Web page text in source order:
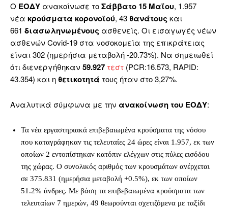
Ο ΕΟΔΥ ανακοίνωσε τοΣάββατο 15 Μαΐου, 1.957
νέα κρούσματα κορονοϊού, 43 θανάτουςκαι
661 διασωληνωμένους ασθενείς. Οι εισαγωγές νέων
ασθενών Covid-19 στα νοσοκομεία της επικράτειας
είναι 302 (ημερήσια μεταβολή -20.73%). Να σημειωθεί
ότι διενεργήθηκαν 59.927 τεστ (PCR:16.573, RAPID:
43.354) και η θετικοτητά τους ήταν στο 3,27%.
Αναλυτικά σύμφωνα με την ανακοίνωση του ΕΟΔΥ:
Τα νέα εργαστηριακά επιβεβαιωμένα κρούσματα της νόσου
που καταγράφηκαν τις τελευταίες 24 ώρες είναι 1.957, εκ των
οποίων 2 εντοπίστηκαν κατόπιν ελέγχων στις πύλες εισόδου
της χώρας. Ο συνολικός αριθμός των κρουσμάτων ανέρχεται
σε 375.831 (ημερήσια μεταβολή +0.5%), εκ των οποίων
51.2% άνδρες. Με βάση τα επιβεβαιωμένα κρούσματα των
τελευταίων 7 ημερών, 49 θεωρούνται σχετιζόμενα με ταξίδι